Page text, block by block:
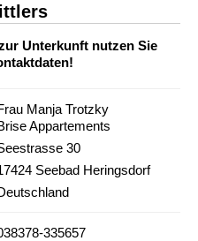
Unterkunft nutzen Sie
Manja Trotzky
Appartements
30
Seebad Heringsdorf
335657